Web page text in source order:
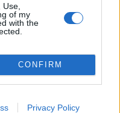
of my
with the
CONFIRM
Privacy Policy